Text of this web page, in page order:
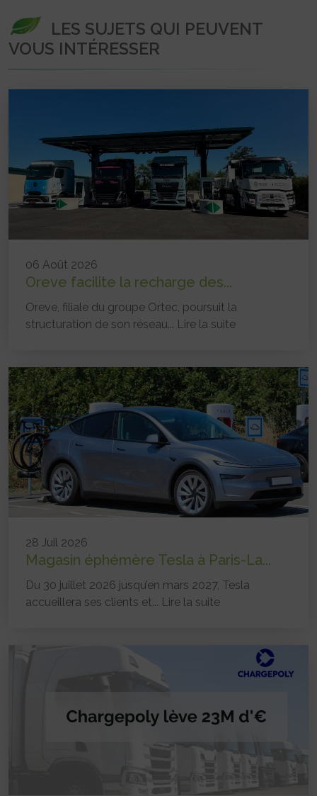
LES SUJETS QUI PEUVENT
VOUS INTÉRESSER
06 Août 2026
Oreve facilite la recharge des...
Oreve, filiale du groupe Ortec, poursuit la
structuration de son réseau... Lire la suite
28 Juil 2026
Magasin éphémère Tesla à Paris-La...
Du 30 juillet 2026 jusqu’en mars 2027, Tesla
accueillera ses clients et... Lire la suite